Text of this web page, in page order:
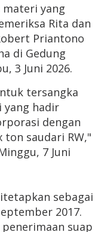
yang
Rita dan
Priantono
di Gedung
3 Juni 2026.
tersangka
yang hadir
dengan
saudari RW,"
7 Juni
sebagai
2017.
suap